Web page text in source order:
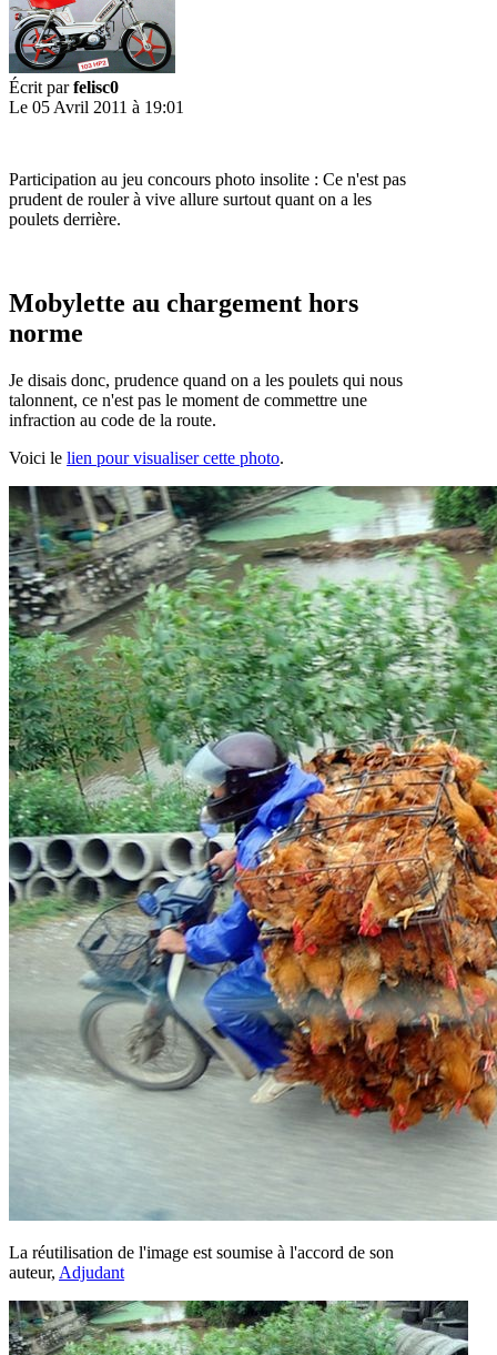
Écrit parfelisc0
Le 05 Avril 2011 à 19:01
Participation au jeu concours photo insolite : Ce n'est pas
prudent de rouler à vive allure surtout quant on a les
poulets derrière.
Mobylette au chargement hors
norme
Je disais donc, prudence quand on a les poulets qui nous
talonnent, ce n'est pas le moment de commettre une
infraction au code de la route.
Voici le lien pour visualiser cette photo.
La réutilisation de l'image est soumise à l'accord de son
auteur, Adjudant